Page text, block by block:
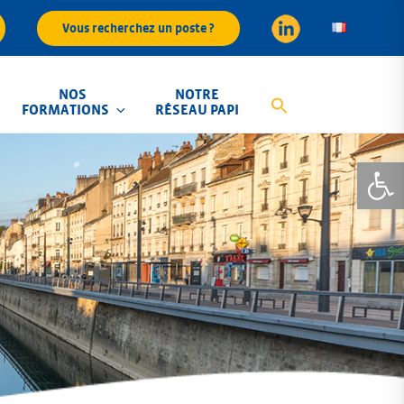
Ouvrir
Vous recherchez un poste ?
NOS
FORMATIONS
NOTRE
RÉSEAU PAPI